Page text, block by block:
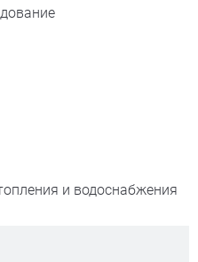
и водоснабжения